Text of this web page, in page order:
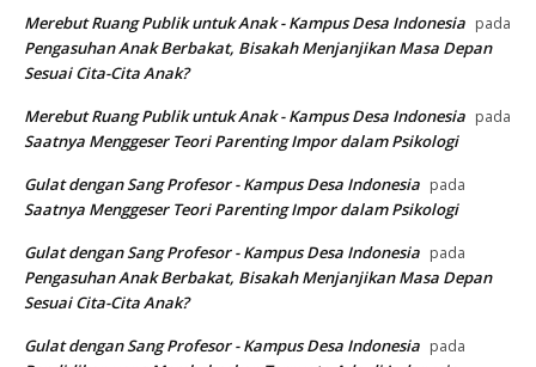
Merebut Ruang Publik untuk Anak - Kampus Desa Indonesia pada
Pengasuhan Anak Berbakat, Bisakah Menjanjikan Masa Depan
Sesuai Cita-Cita Anak?
Merebut Ruang Publik untuk Anak - Kampus Desa Indonesia pada
Saatnya Menggeser Teori Parenting Impor dalam Psikologi
Gulat dengan Sang Profesor - Kampus Desa Indonesia pada
Saatnya Menggeser Teori Parenting Impor dalam Psikologi
Gulat dengan Sang Profesor - Kampus Desa Indonesia pada
Pengasuhan Anak Berbakat, Bisakah Menjanjikan Masa Depan
Sesuai Cita-Cita Anak?
Gulat dengan Sang Profesor - Kampus Desa Indonesia pada